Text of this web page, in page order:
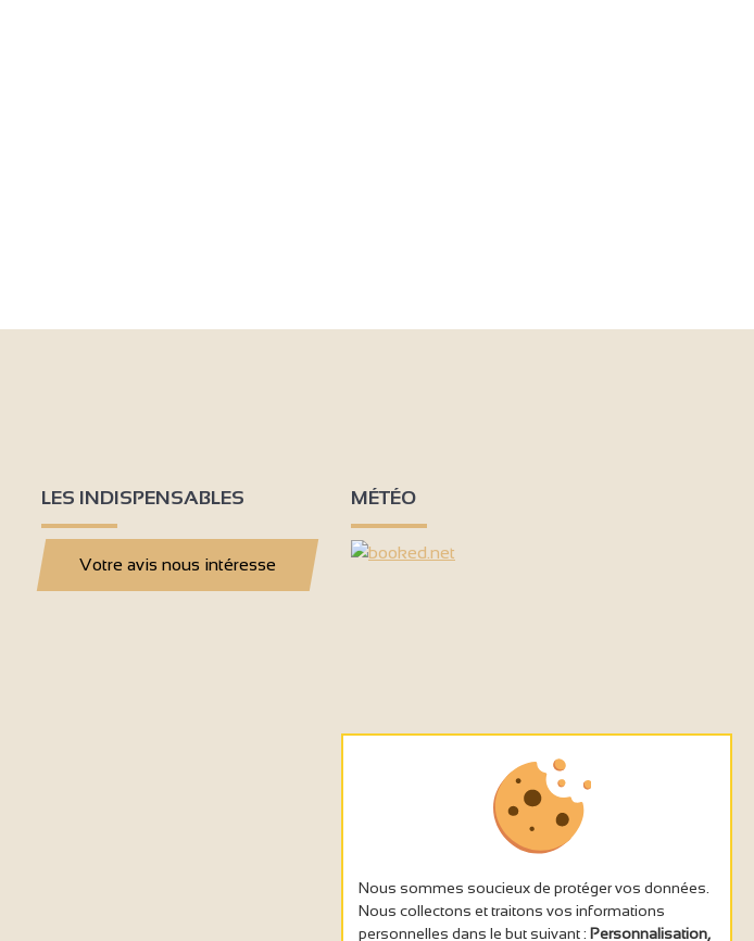
LES INDISPENSABLES
Votre avis nous intéresse
MÉTÉO
Nous sommes soucieux de protéger vos données.
Nous collectons et traitons vos informations
personnelles dans le but suivant : Personnalisation,